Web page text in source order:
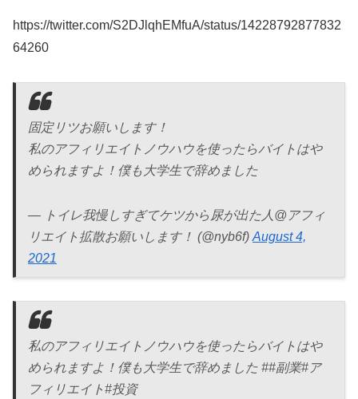
https://twitter.com/S2DJlqhEMfuA/status/14228792877832
64260
固定リツお願いします！
私のアフィリエイトノウハウを使ったらバイトはや
められますよ！僕も大学生で辞めました
— トイレ我慢しすぎてケツから尿が出た人@アフィ
リエイト拡散お願いします！ (@nyb6f) August 4,
2021
私のアフィリエイトノウハウを使ったらバイトはや
められますよ！僕も大学生で辞めました ##副業#ア
フィリエイト#投資